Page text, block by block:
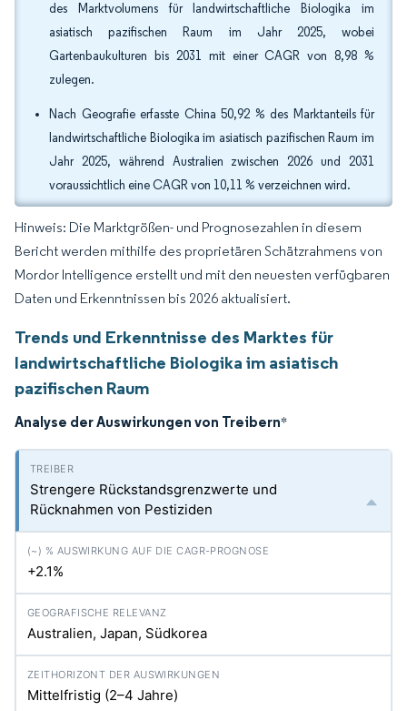
des Marktvolumens für landwirtschaftliche Biologika im
asiatisch pazifischen Raum im Jahr 2025, wobei
Gartenbaukulturen bis 2031 mit einer CAGR von 8,98 %
zulegen.
Nach Geografie erfasste China 50,92 % des Marktanteils für
landwirtschaftliche Biologika im asiatisch pazifischen Raum im
Jahr 2025, während Australien zwischen 2026 und 2031
voraussichtlich eine CAGR von 10,11 % verzeichnen wird.
Hinweis: Die Marktgrößen- und Prognosezahlen in diesem
Bericht werden mithilfe des proprietären Schätzrahmens von
Mordor Intelligence erstellt und mit den neuesten verfügbaren
Daten und Erkenntnissen bis 2026 aktualisiert.
Trends und Erkenntnisse des Marktes für
landwirtschaftliche Biologika im asiatisch
pazifischen Raum
Analyse der Auswirkungen von Treibern*
Strengere Rückstandsgrenzwerte und
Rücknahmen von Pestiziden
+2.1%
Australien, Japan, Südkorea
Mittelfristig (2–4 Jahre)